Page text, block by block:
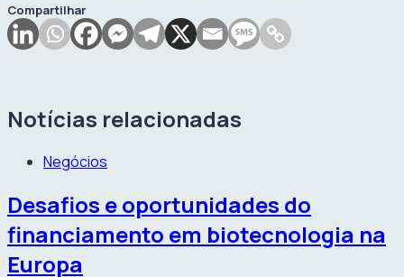
Compartilhar
Notícias relacionadas
Negócios
Desafios e oportunidades do
financiamento em biotecnologia na
Europa